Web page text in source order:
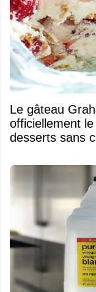
Le gâteau Graham et fraises se mérite
officiellement
desserts sans